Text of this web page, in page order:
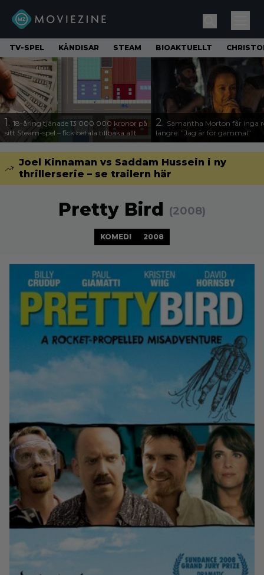
TV-SPEL KÄNDISAR STEAM BIOAKTUELLT
1. 18-åring tjänade 13 000 000 kronor på
sitt Steam-spel – fick betala tillbaka allt
2. Samantha Morton får inga
längre: ”Jag är för gammal”
Joel Kinnaman vs Saddam Hussein i ny
thrillerserie – se trailern här
Pretty Bird (2008)
KOMEDI 2008